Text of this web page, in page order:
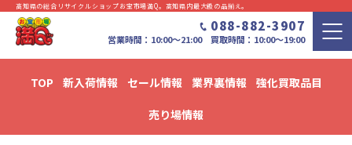
高知県の総合リサイクルショップお宝市場満Q。⾼知県内最⼤級の品揃え。
088-882-3907
営業時間：10:00〜21:00 買取時間：10:00～19:00
TOP 新入荷情報 セール情報 業界裏情報 強化買取品目
売り場情報
新入荷・セール情報・業界裏情報 ブログ